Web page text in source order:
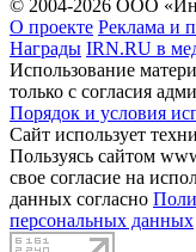
© 2004-2026 ООО
О проекте Реклама и
Награды IRN.RU в
Использование
только с согласия
Порядок и условия
Сайт использует
Пользуясь сайтом
свое согласие на
данных согласно
персональных данных